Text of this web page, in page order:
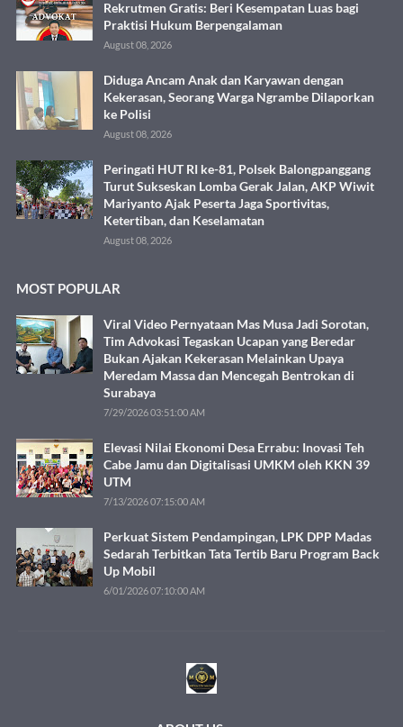
Rekrutmen Gratis: Beri Kesempatan Luas bagi
Praktisi Hukum Berpengalaman
August 08, 2026
Diduga Ancam Anak dan Karyawan dengan
Kekerasan, Seorang Warga Ngrambe Dilaporkan
ke Polisi
August 08, 2026
Peringati HUT RI ke-81, Polsek Balongpanggang
Turut Sukseskan Lomba Gerak Jalan, AKP Wiwit
Mariyanto Ajak Peserta Jaga Sportivitas,
Ketertiban, dan Keselamatan
August 08, 2026
MOST POPULAR
Viral Video Pernyataan Mas Musa Jadi Sorotan,
Tim Advokasi Tegaskan Ucapan yang Beredar
Bukan Ajakan Kekerasan Melainkan Upaya
Meredam Massa dan Mencegah Bentrokan di
Surabaya
7/29/2026 03:51:00 AM
Elevasi Nilai Ekonomi Desa Errabu: Inovasi Teh
Cabe Jamu dan Digitalisasi UMKM oleh KKN 39
UTM
7/13/2026 07:15:00 AM
Perkuat Sistem Pendampingan, LPK DPP Madas
Sedarah Terbitkan Tata Tertib Baru Program Back
Up Mobil
6/01/2026 07:10:00 AM